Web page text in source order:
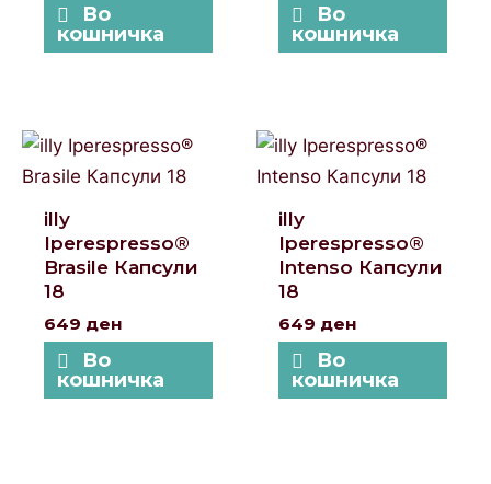
Во
кошничка
Во
кошничка
illy
Iperespresso®
Brasile Капсули
18
649 ден
Во
кошничка
illy
Iperespresso®
Intenso Капсули
18
649 ден
Во
кошничка